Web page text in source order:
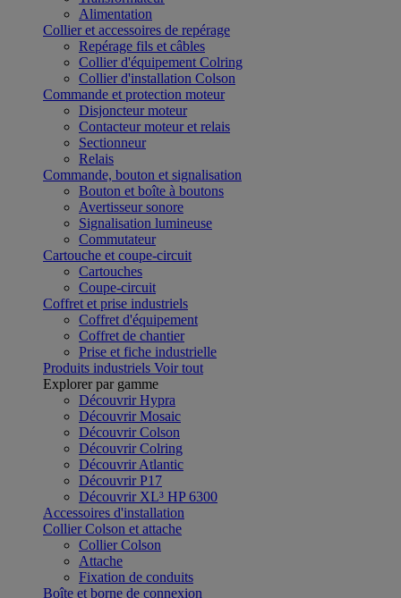
Alimentation
Collier et accessoires de repérage
Repérage fils et câbles
Collier d'équipement Colring
Collier d'installation Colson
Commande et protection moteur
Disjoncteur moteur
Contacteur moteur et relais
Sectionneur
Relais
Commande, bouton et signalisation
Bouton et boîte à boutons
Avertisseur sonore
Signalisation lumineuse
Commutateur
Cartouche et coupe-circuit
Cartouches
Coupe-circuit
Coffret et prise industriels
Coffret d'équipement
Coffret de chantier
Prise et fiche industrielle
Produits industriels Voir tout
Explorer par gamme
Découvrir Hypra
Découvrir Mosaic
Découvrir Colson
Découvrir Colring
Découvrir Atlantic
Découvrir P17
Découvrir XL³ HP 6300
Accessoires d'installation
Collier Colson et attache
Collier Colson
Attache
Fixation de conduits
Boîte et borne de connexion